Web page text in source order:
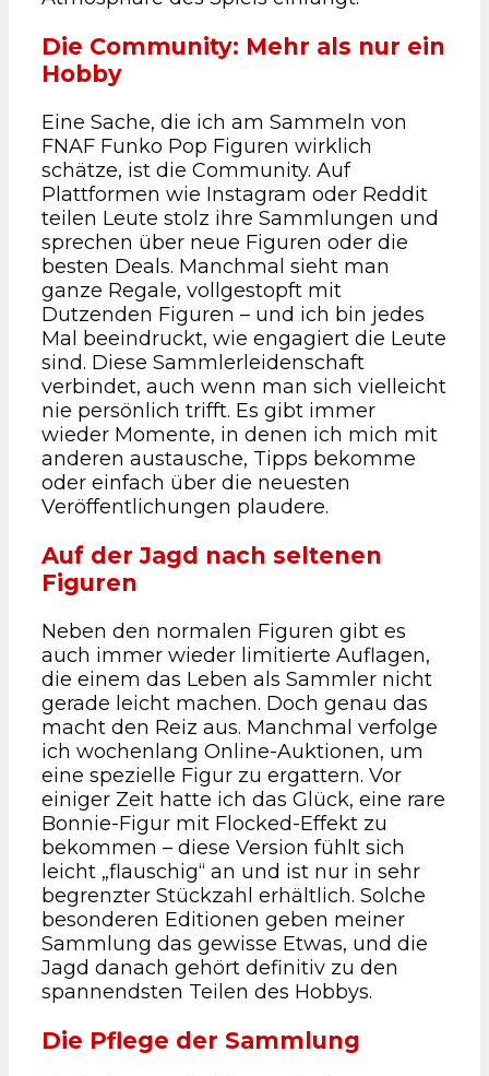
Die Community: Mehr als nur ein
Hobby
Eine Sache, die ich am Sammeln von
FNAF Funko Pop Figuren wirklich
schätze, ist die Community. Auf
Plattformen wie Instagram oder Reddit
teilen Leute stolz ihre Sammlungen und
sprechen über neue Figuren oder die
besten Deals. Manchmal sieht man
ganze Regale, vollgestopft mit
Dutzenden Figuren – und ich bin jedes
Mal beeindruckt, wie engagiert die Leute
sind. Diese Sammlerleidenschaft
verbindet, auch wenn man sich vielleicht
nie persönlich trifft. Es gibt immer
wieder Momente, in denen ich mich mit
anderen austausche, Tipps bekomme
oder einfach über die neuesten
Veröffentlichungen plaudere.
Auf der Jagd nach seltenen
Figuren
Neben den normalen Figuren gibt es
auch immer wieder limitierte Auflagen,
die einem das Leben als Sammler nicht
gerade leicht machen. Doch genau das
macht den Reiz aus. Manchmal verfolge
ich wochenlang Online-Auktionen, um
eine spezielle Figur zu ergattern. Vor
einiger Zeit hatte ich das Glück, eine rare
Bonnie-Figur mit Flocked-Effekt zu
bekommen – diese Version fühlt sich
leicht „flauschig“ an und ist nur in sehr
begrenzter Stückzahl erhältlich. Solche
besonderen Editionen geben meiner
Sammlung das gewisse Etwas, und die
Jagd danach gehört definitiv zu den
spannendsten Teilen des Hobbys.
Die Pflege der Sammlung